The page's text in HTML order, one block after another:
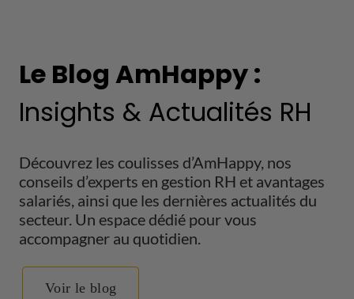
Le Blog AmHappy :
Insights & Actualités RH
Découvrez les coulisses d’AmHappy, nos
conseils d’experts en gestion RH et avantages
salariés, ainsi que les dernières actualités du
secteur. Un espace dédié pour vous
accompagner au quotidien.
Voir le blog